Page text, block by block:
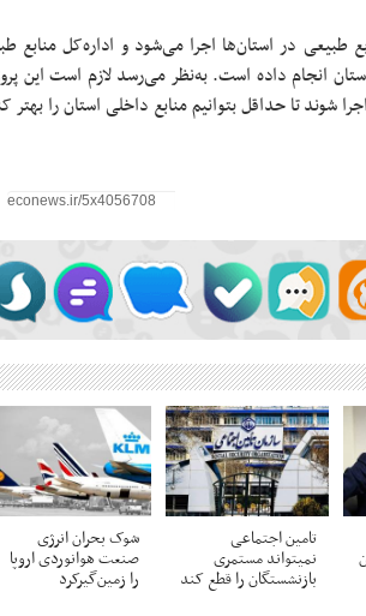
طبیعی در استان‌ها اجرا می‌شود و اداره‌کل منابع
انجام داده است. به‌نظر می‌رسد لازم است این
شوند تا حداقل بتوانیم منابع داخلی استان را بهتر
تامین اجتماعی
نمیتواند مستمری
بازنشستگان را قطع کند
شوک بحران انرژی
صنعت هوانوردی اروپا
را زمین‌گیر‌کرد